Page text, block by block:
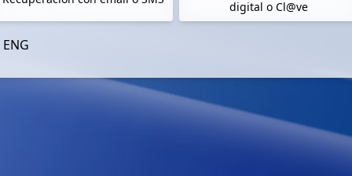
digital o Cl@ve
ENG